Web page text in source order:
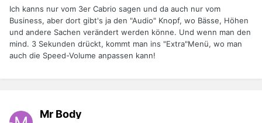
Ich kanns nur vom 3er Cabrio sagen und da auch nur vom
Business, aber dort gibt's ja den "Audio" Knopf, wo Bässe, Höhen
und andere Sachen verändert werden könne. Und wenn man den
mind. 3 Sekunden drückt, kommt man ins "Extra"Menü, wo man
auch die Speed-Volume anpassen kann!
Mr Body